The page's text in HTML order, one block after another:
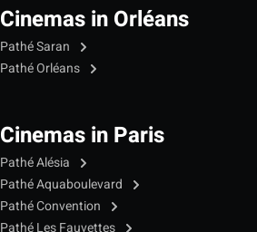
Cinemas in Orléans
Pathé Saran
Pathé Orléans
Cinemas in Paris
Pathé Alésia
Pathé Aquaboulevard
Pathé Convention
Pathé Les Fauvettes